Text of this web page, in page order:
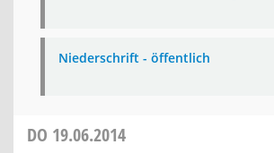
Niederschrift - öffentlich
DO 19.06.2014